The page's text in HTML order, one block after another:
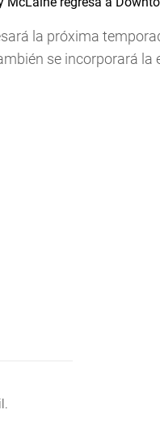
la próxima
se incorporará la